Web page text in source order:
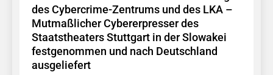
des Cybercrime-Zentrums und des LKA –
Mutmaßlicher Cybererpresser des
Staatstheaters Stuttgart in der Slowakei
festgenommen und nach Deutschland
ausgeliefert